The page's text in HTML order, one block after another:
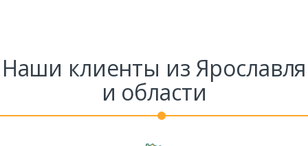
Наши клиенты из Ярославля
и области